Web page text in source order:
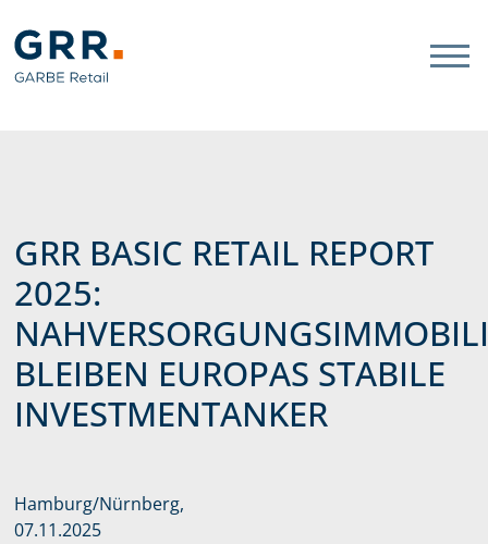
Gathmann Michaelis und
Link zu Home
GRR BASIC RETAIL REPORT
2025:
BLEIBEN EUROPAS STABILE
INVESTMENTANKER
Hamburg/Nürnberg,
07.11.2025